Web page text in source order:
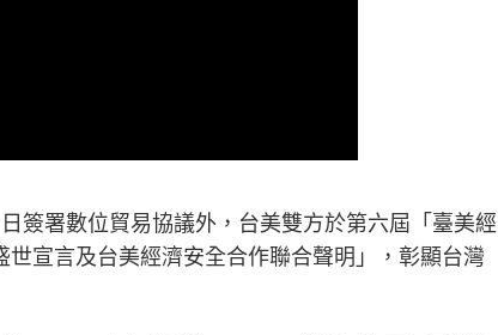
簽署數位貿易協議外，台美雙方於第六屆「臺美經
宣言及台美經濟安全合作聯合聲明」，彰顯台灣